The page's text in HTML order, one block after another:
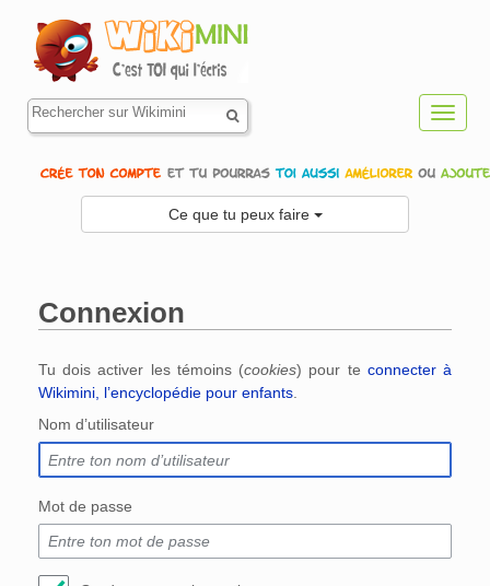
Ce que tu peux faire
Connexion
Tu dois activer les témoins (cookies) pour te connecter à
Wikimini, l’encyclopédie pour enfants.
Nom d’utilisateur
Mot de passe